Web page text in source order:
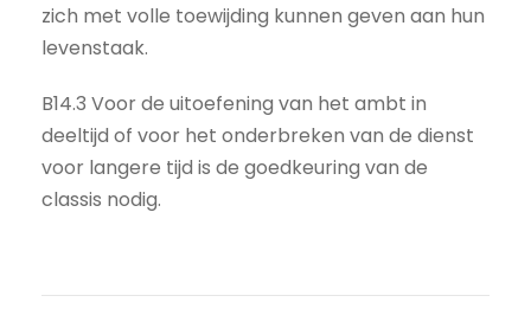
zich met volle toewijding kunnen geven aan hun
levenstaak.
B14.3 Voor de uitoefening van het ambt in
deeltijd of voor het onderbreken van de dienst
voor langere tijd is de goedkeuring van de
classis nodig.